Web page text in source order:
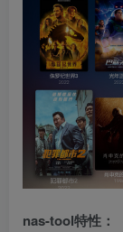
nas-tool特性：